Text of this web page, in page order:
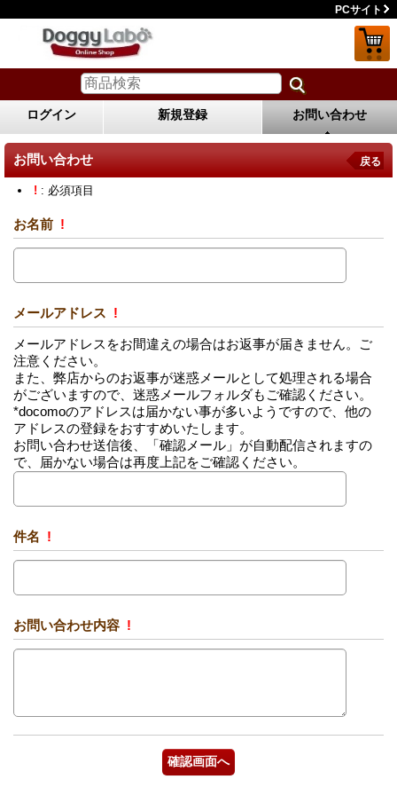
PCサイト
ログイン 新規登録 お問い合わせ
お問い合わせ 戻る
! : 必須項目
お名前 !
メールアドレス !
メールアドレスをお間違えの場合はお返事が届きません。ご
注意ください。
また、弊店からのお返事が迷惑メールとして処理される場合
がございますので、迷惑メールフォルダもご確認ください。
*docomoのアドレスは届かない事が多いようですので、他の
アドレスの登録をおすすめいたします。
お問い合わせ送信後、「確認メール」が自動配信されますの
で、届かない場合は再度上記をご確認ください。
件名 !
お問い合わせ内容 !